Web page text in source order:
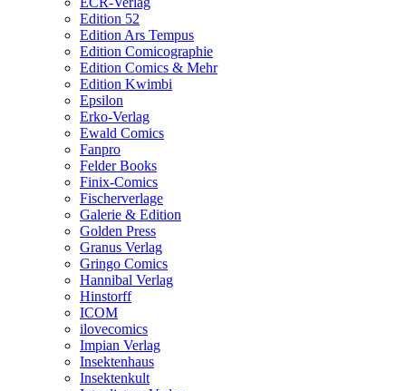
Edition 52
Edition Ars Tempus
Edition Comicographie
Edition Comics & Mehr
Edition Kwimbi
Epsilon
Erko-Verlag
Ewald Comics
Fanpro
Felder Books
Finix-Comics
Fischerverlage
Galerie & Edition
Golden Press
Granus Verlag
Gringo Comics
Hannibal Verlag
Hinstorff
ICOM
ilovecomics
Impian Verlag
Insektenhaus
Insektenkult